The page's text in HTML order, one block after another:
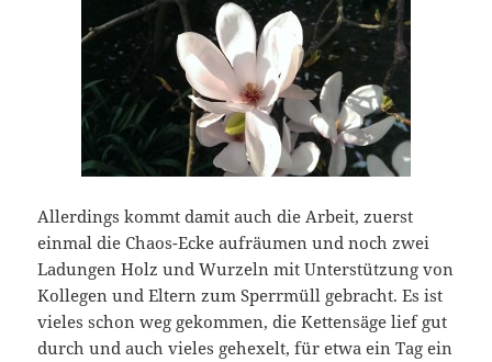
Allerdings kommt damit auch die Arbeit, zuerst
einmal die Chaos-Ecke aufräumen und noch zwei
Ladungen Holz und Wurzeln mit Unterstützung von
Kollegen und Eltern zum Sperrmüll gebracht. Es ist
vieles schon weg gekommen, die Kettensäge lief gut
durch und auch vieles gehexelt, für etwa ein Tag ein